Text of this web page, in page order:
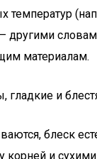
температур
другими
материалам.
гладкие и
блеск
и